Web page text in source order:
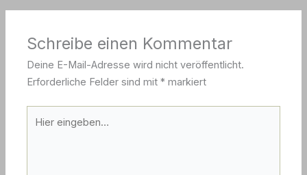
Schreibe einen Kommentar
Deine E-Mail-Adresse wird nicht veröffentlicht.
Erforderliche Felder sind mit* markiert
eingeben…